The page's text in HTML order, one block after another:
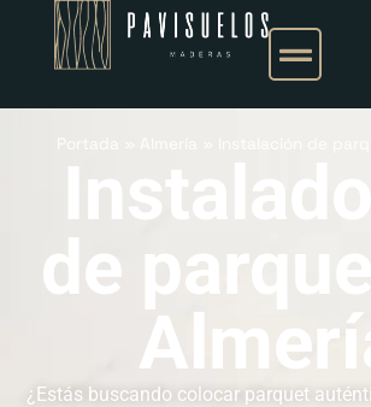
Portada
de
¿Estás buscando colocar parquet